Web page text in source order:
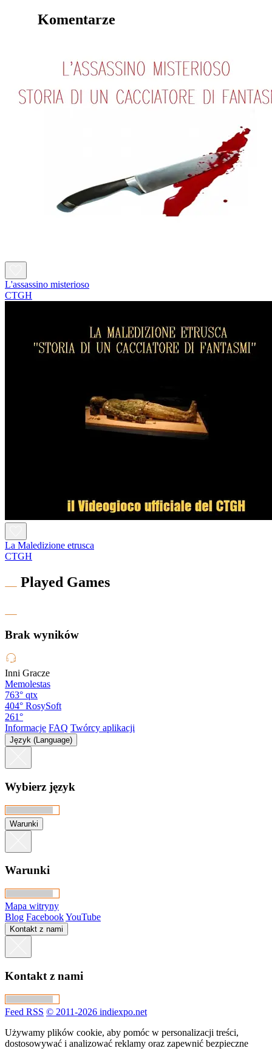
Komentarze
L'assassino misterioso
CTGH
La Maledizione etrusca
CTGH
Played Games
Brak wyników
Inni Gracze
Memolestas
763° qtx
404° RosySoft
261°
Informacje FAQ Twórcy aplikacji
Język (Language)
Wybierz język
Warunki
Warunki
Mapa witryny
Blog FacebookYouTube
Kontakt z nami
Kontakt z nami
Feed RSS © 2011-2026 indiexpo.net
Używamy plików cookie, aby pomóc w personalizacji treści,
dostosowywać i analizować reklamy oraz zapewnić bezpieczne